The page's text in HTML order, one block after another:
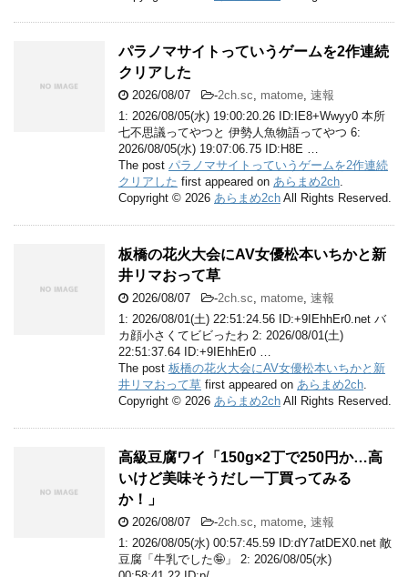
パラノマサイトっていうゲームを2作連続
クリアした
2026/08/07 -2ch.sc, matome, 速報
1: 2026/08/05(水) 19:00:20.26 ID:IE8+Wwyy0 本所
七不思議ってやつと 伊勢人魚物語ってやつ 6:
2026/08/05(水) 19:07:06.75 ID:H8E …
The post パラノマサイトっていうゲームを2作連続
クリアした first appeared on あらまめ2ch.
Copyright © 2026 あらまめ2ch All Rights Reserved.
板橋の花火大会にAV女優松本いちかと新
井リマおって草
2026/08/07 -2ch.sc, matome, 速報
1: 2026/08/01(土) 22:51:24.56 ID:+9IEhhEr0.net バ
カ顔小さくてビビったわ 2: 2026/08/01(土)
22:51:37.64 ID:+9IEhhEr0 …
The post 板橋の花火大会にAV女優松本いちかと新
井リマおって草 first appeared on あらまめ2ch.
Copyright © 2026 あらまめ2ch All Rights Reserved.
高級豆腐ワイ「150g×2丁で250円か…高
いけど美味そうだし一丁買ってみる
か！」
2026/08/07 -2ch.sc, matome, 速報
1: 2026/08/05(水) 00:57:45.59 ID:dY7atDEX0.net 敵
豆腐「牛乳でした🤪」 2: 2026/08/05(水)